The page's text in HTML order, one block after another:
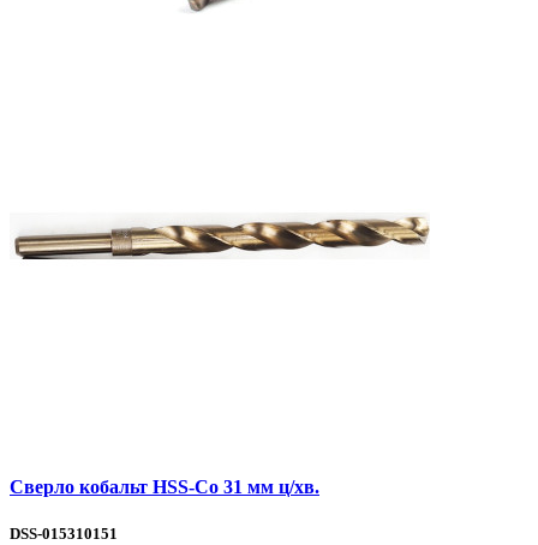
Сверло кобальт HSS-Со 31 мм ц/хв.
DSS-015310151